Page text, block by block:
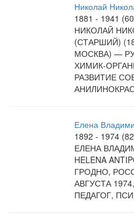
Николай
1881 - 1941
НИКОЛАЙ
(СТАРШИЙ)
МОСКВА) —
ХИМИК-
РАЗВИТИЕ
Елена
1892 - 1974
ЕЛЕНА
HELENA
ГРОДНО,
АВГУСТА
ПЕДАГОГ,